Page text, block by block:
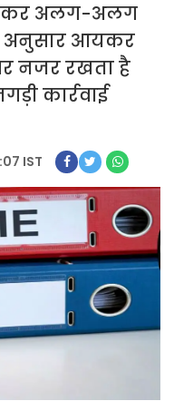
अलग-अलग
अनुसार आयकर
नजर रखता है
कार्रवाई
IST